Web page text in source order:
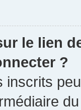
le lien
?
inscrits